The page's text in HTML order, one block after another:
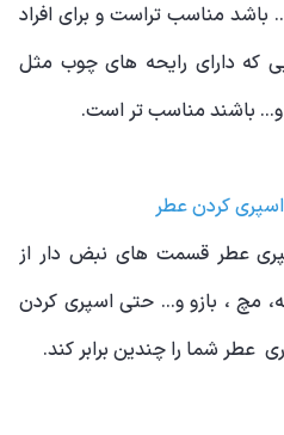
باشد مناسب تراست و برای افراد
که دارای رایحه های چوب مثل
و... باشند مناسب تر است.
کردن عطر
عطر قسمت های نبض دار از
مچ ، بازو و... حتی اسپری کردن
عطر شما را چندین برابر کند.